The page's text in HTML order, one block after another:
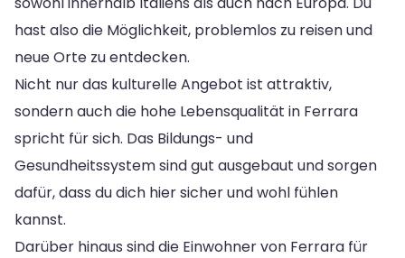
hast also die Möglichkeit, problemlos zu reisen und
neue Orte zu entdecken.
Nicht nur das kulturelle Angebot ist attraktiv,
sondern auch die hohe Lebensqualität in Ferrara
spricht für sich. Das Bildungs- und
Gesundheitssystem sind gut ausgebaut und sorgen
dafür, dass du dich hier sicher und wohl fühlen
kannst.
Darüber hinaus sind die Einwohner von Ferrara für